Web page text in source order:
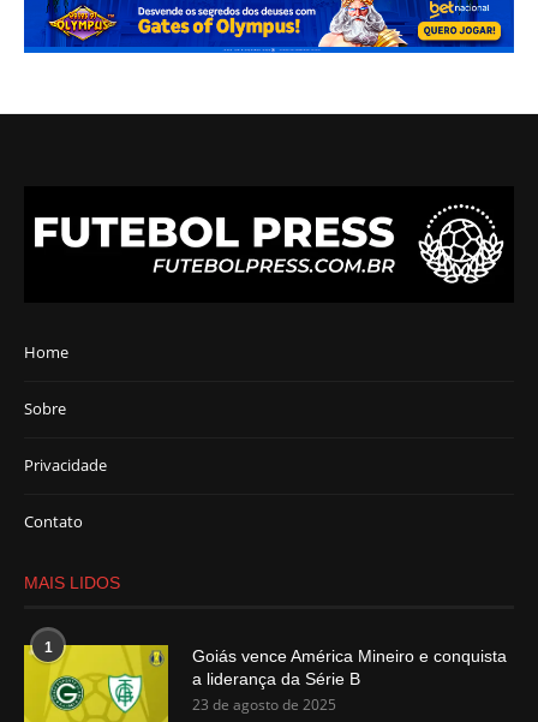
Home
Sobre
Privacidade
Contato
MAIS LIDOS
1
Goiás vence América Mineiro e conquista
a liderança da Série B
23 de agosto de 2025